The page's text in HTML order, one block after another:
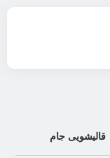
قالیشویی جام